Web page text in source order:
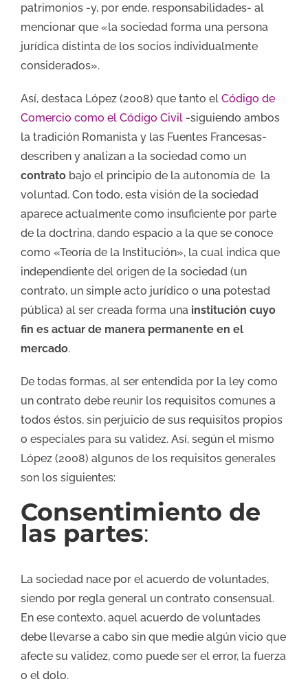
patrimonios ­-y, por ende, responsabilidades­- al
mencionar que «la sociedad forma una persona
jurídica distinta de los socios individualmente
considerados».
Así, destaca López (2008) que tanto el Código de
Comercio como el Código Civil ­-siguiendo ambos
la tradición Romanista y las Fuentes Francesas­-
describen y analizan a la sociedad como un
contrato bajo el principio de la autonomía de la
voluntad. Con todo, esta visión de la sociedad
aparece actualmente como insuficiente por parte
de la doctrina, dando espacio a la que se conoce
como «Teoría de la Institución», la cual indica que
independiente del origen de la sociedad (un
contrato, un simple acto jurídico o una potestad
pública) al ser creada forma una institución cuyo
fin es actuar de manera permanente en el
mercado.
De todas formas, al ser entendida por la ley como
un contrato debe reunir los requisitos comunes a
todos éstos, sin perjuicio de sus requisitos propios
o especiales para su validez. Así, según el mismo
López (2008) algunos de los requisitos generales
son los siguientes:
Consentimiento de
las partes:
La sociedad nace por el acuerdo de voluntades,
siendo por regla general un contrato consensual.
En ese contexto, aquel acuerdo de voluntades
debe llevarse a cabo sin que medie algún vicio que
afecte su validez, como puede ser el error, la fuerza
o el dolo.